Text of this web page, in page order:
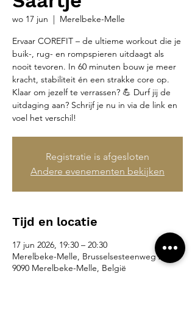
wo 17 jun
  |
Merelbeke-Melle
Ervaar COREFIT – de ultieme workout die je
buik-, rug- en rompspieren uitdaagt als
nooit tevoren. In 60 minuten bouw je meer
kracht, stabiliteit én een strakke core op.
Klaar om jezelf te verrassen? 💪 Durf jij de
uitdaging aan? Schrijf je nu in via de link en
voel het verschil!
Registratie is afgesloten
Andere evenementen bekijken
Tijd en locatie
17 jun 2026, 19:30 – 20:30
Merelbeke-Melle, Brusselsesteenweg 265,
9090 Merelbeke-Melle, België